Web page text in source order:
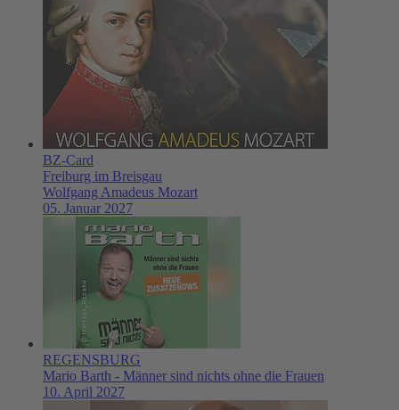
BZ-Card
Freiburg im Breisgau
Wolfgang Amadeus Mozart
05. Januar 2027
REGENSBURG
Mario Barth - Männer sind nichts ohne die Frauen
10. April 2027